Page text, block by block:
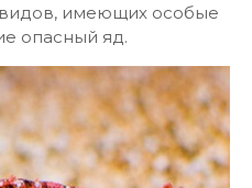
видов, имеющих особые
опасный яд.